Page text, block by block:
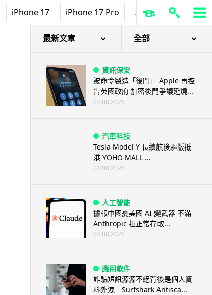
iPhone 17 iPhone 17 Pro AirPods Pro 3
最新文章 全部
資訊保安
被命令製造「後門」 Apple 再控
告英國政府 加密後門爭議延燒...
04.08.2026
汽車科技
Tesla Model Y 長續航後驅版抵
港 YOHO MALL ...
04.08.2026
人工智能
據報中國憂美國 AI 變武器 不滿
Anthropic 拒正常存取...
04.08.2026
應用軟件
詐騙短訊源源不絕背後是個人資
料外洩 Surfshark Antisca...